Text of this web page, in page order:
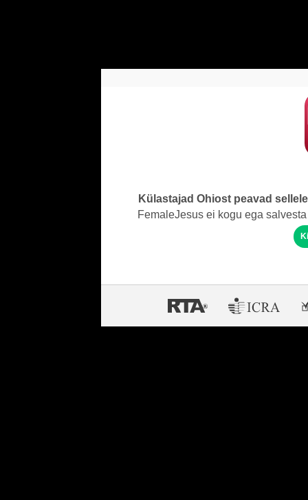
Külastajad Ohiost peavad
FemaleJesus ei kogu ega